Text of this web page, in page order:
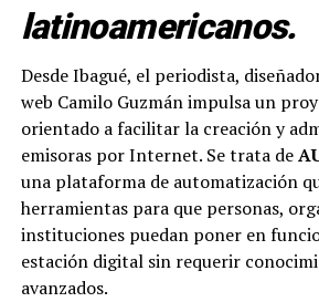
latinoamericanos.
Desde Ibagué, el periodista,
web Camilo Guzmán impulsa un
orientado a facilitar la creación y
emisoras por Internet. Se trata de
una plataforma de automatización
herramientas para que personas,
instituciones puedan poner en
estación digital sin requerir
avanzados.